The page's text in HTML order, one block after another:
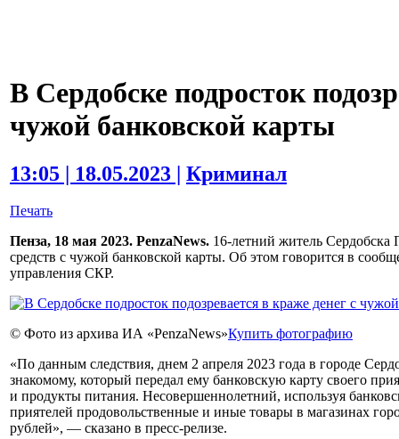
В Сердобске подросток
чужой банковской карты
13:05 | 18.05.2023 | Криминал
Печать
Пенза, 18 мая 2023. PenzaNews. 16-летний житель Сердобска
средств с чужой банковской карты. Об этом говорится в
управления СКР.
© Фото из архива ИА «PenzaNews»Купить фотографию
«По данным следствия, днем 2 апреля 2023 года в городе
знакомому, который передал ему банковскую карту своего
и продукты питания. Несовершеннолетний, используя
приятелей продовольственные и иные товары в магазинах
рублей», — сказано в пресс-релизе.